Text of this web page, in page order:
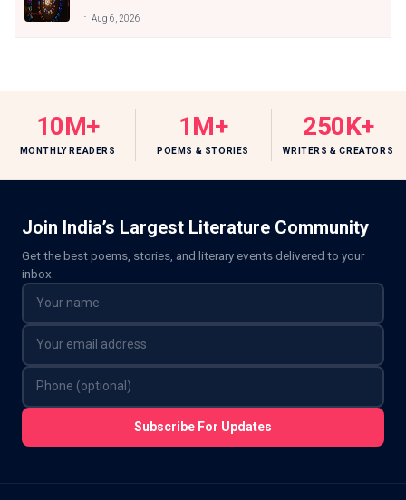
Aug 6, 2026
10M+
MONTHLY READERS
1M+
POEMS & STORIES
250K+
WRITERS & CREATORS
Join India’s Largest Literature Community
Get the best poems, stories, and literary events delivered to your
inbox.
Subscribe For Updates